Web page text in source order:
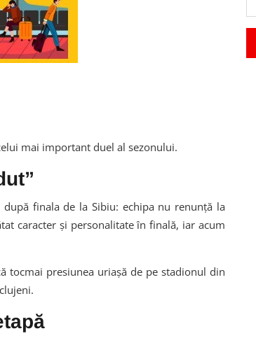
mai important duel al sezonului.
finala de la Sibiu: echipa nu renunță la
caracter și personalitate în finală, iar acum
tocmai presiunea uriașă de pe stadionul din